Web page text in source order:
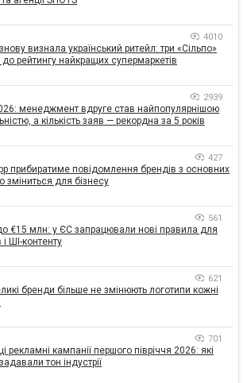
4010
визнала український ритейл: три «Сільпо»
рейтингу найкращих супермаркетів
2939
менеджмент вдруге став найпопулярнішою
а кількість заяв — рекордна за 5 років
427
прибиратиме повідомлення брендів з основних
зміниться для бізнесу
561
€15 млн: у ЄС запрацювали нові правила для
і ШІ-контенту
621
бренди більше не змінюють логотипи кожні
701
рекламні кампанії першого півріччя 2026: які
тон індустрії